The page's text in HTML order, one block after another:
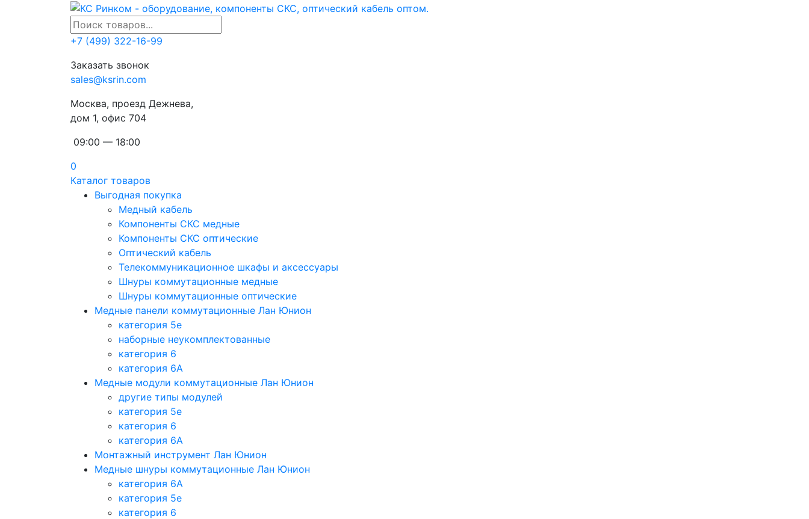
+7 (499) 322-16-99
Заказать звонок
sales@ksrin.com
Москва, проезд Дежнева,
дом 1, офис 704
09:00 — 18:00
0
Каталог товаров
Выгодная покупка
Медный кабель
Компоненты СКС медные
Компоненты СКС оптические
Оптический кабель
Телекоммуникационное шкафы и аксессуары
Шнуры коммутационные медные
Шнуры коммутационные оптические
Медные панели коммутационные Лан Юнион
категория 5e
наборные неукомплектованные
категория 6
категория 6A
Медные модули коммутационные Лан Юнион
другие типы модулей
категория 5е
категория 6
категория 6A
Монтажный инструмент Лан Юнион
Медные шнуры коммутационные Лан Юнион
категория 6A
категория 5e
категория 6